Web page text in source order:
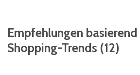
Empfehlungen
Shopping-Trends (12)